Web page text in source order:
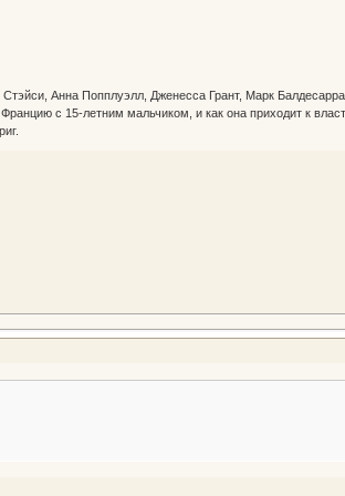
Анна Попплуэлл, Дженесса Грант, Марк Балдесарра
с 15-летним мальчиком, и как она приходит к